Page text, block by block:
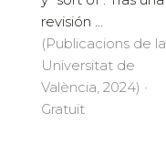
revisión ...
(Publicacions de la
Universitat de
València, 2024) ·
Gratuït